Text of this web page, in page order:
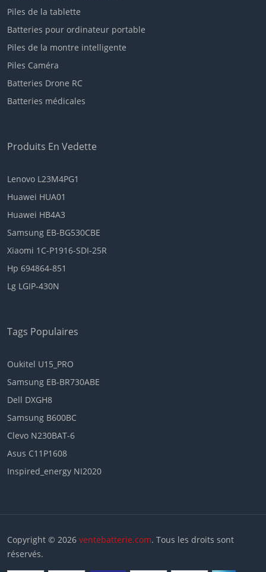
Piles de la tablette
Batteries pour ordinateur portable
Piles de la montre intelligente
Piles Caméra
Batteries Drone RC
Batteries médicales
Produits En Vedette
Lenovo L23M4PG1
Huawei HUA01
Huawei HB4A3
Samsung EB-BG530CBE
Xiaomi 1C-P1916-SDI-25R
Hp 694864-851
Lg LGIP-430N
Tags Populaires
Oukitel U15_PRO
Samsung EB-BR730ABE
Dell DXGH8
Samsung B600BC
Clevo N230BAT-6
Asus C11P1608
Inspired_energy NI2020
Copyright © 2026 ventebatterie.com. Tous les droits sont
réservés.